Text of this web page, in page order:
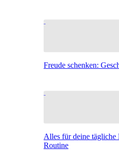
Freude schenken:
Alles für deine
Routine